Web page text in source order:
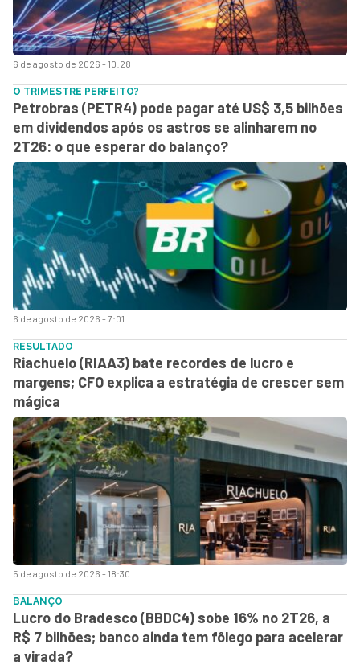
6 de agosto de 2026 - 10:28
6 de agosto de 2026 - 7:01
O TRIMESTRE PERFEITO?
Petrobras (PETR4) pode pagar até US$ 3,5 bilhões
em dividendos após os astros se alinharem no
2T26: o que esperar do balanço?
5 de agosto de 2026 - 18:30
RESULTADO
Riachuelo (RIAA3) bate recordes de lucro e
margens; CFO explica a estratégia de crescer sem
mágica
BALANÇO
Lucro do Bradesco (BBDC4) sobe 16% no 2T26, a
R$ 7 bilhões; banco ainda tem fôlego para acelerar
a virada?